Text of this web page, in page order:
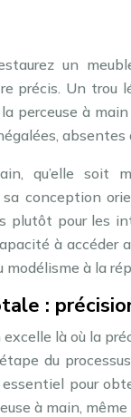
un
précis. Un trou
perceuse à
absentes
qu’elle soit
conception
plutôt pour les
à accéder
modélisme à la
:
excelle là où la
du
pour
à main,